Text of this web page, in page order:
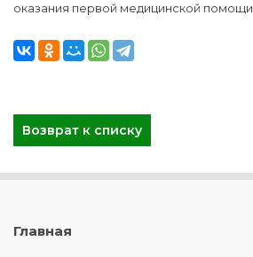
оказания первой медицинской помощи.
Возврат к списку
Главная